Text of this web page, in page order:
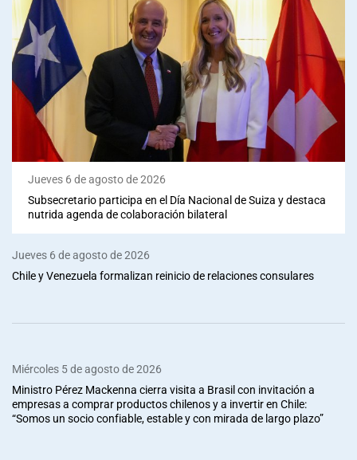
Jueves 6 de agosto de 2026
Subsecretario participa en el Día Nacional de Suiza y destaca
nutrida agenda de colaboración bilateral
Jueves 6 de agosto de 2026
Chile y Venezuela formalizan reinicio de relaciones consulares
Miércoles 5 de agosto de 2026
Ministro Pérez Mackenna cierra visita a Brasil con invitación a
empresas a comprar productos chilenos y a invertir en Chile:
“Somos un socio confiable, estable y con mirada de largo plazo”